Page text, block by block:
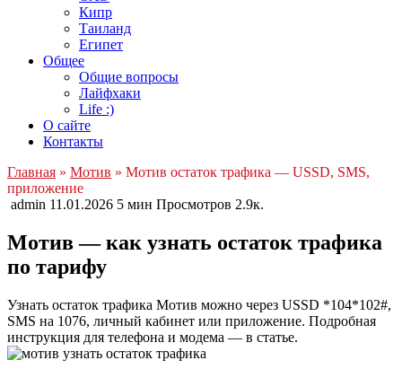
Кипр
Таиланд
Египет
Общее
Общие вопросы
Лайфхаки
Life :)
О сайте
Контакты
Главная » Мотив » Мотив остаток трафика — USSD, SMS,
приложение
admin 11.01.2026 5 мин Просмотров 2.9к.
Мотив — как узнать остаток трафика
по тарифу
Узнать остаток трафика Мотив можно через USSD *104*102#,
SMS на 1076, личный кабинет или приложение. Подробная
инструкция для телефона и модема — в статье.